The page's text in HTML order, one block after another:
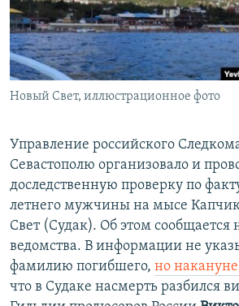
ПОБЕДИТЕЛЕЙ НЕ СУДЯТ?
КРЫМ.НЕПОКОРЕННЫЙ
ELIFBE
УКРАИНСКАЯ ПРОБЛЕМА КРЫМА
ПРИСОЕДИНЯЙТЕСЬ!
Новый Свет, иллюстрационное фото
Управление российского
Севастополю организовало и
доследственную проверку по
летнего мужчины на мысе
Свет (Судак). Об этом сообщается
ведомства. В информации не
фамилию погибшего, но накануне
что в Судаке насмерть разбился